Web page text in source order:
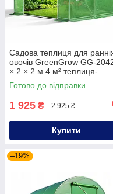
Садова теплиця для
овочів GreenGrow GG-
× 2 × 2 м 4 м² теплиця-
парник для городу та дачі
Готово до відправки
1 925 ₴ 2 925 ₴
Купити
–19%